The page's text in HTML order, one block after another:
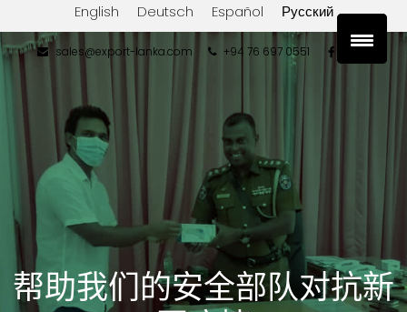
English Deutsch Español Русский
sales@export-lanka.com +94 76 697 0551
帮助我们的安全部队对抗新